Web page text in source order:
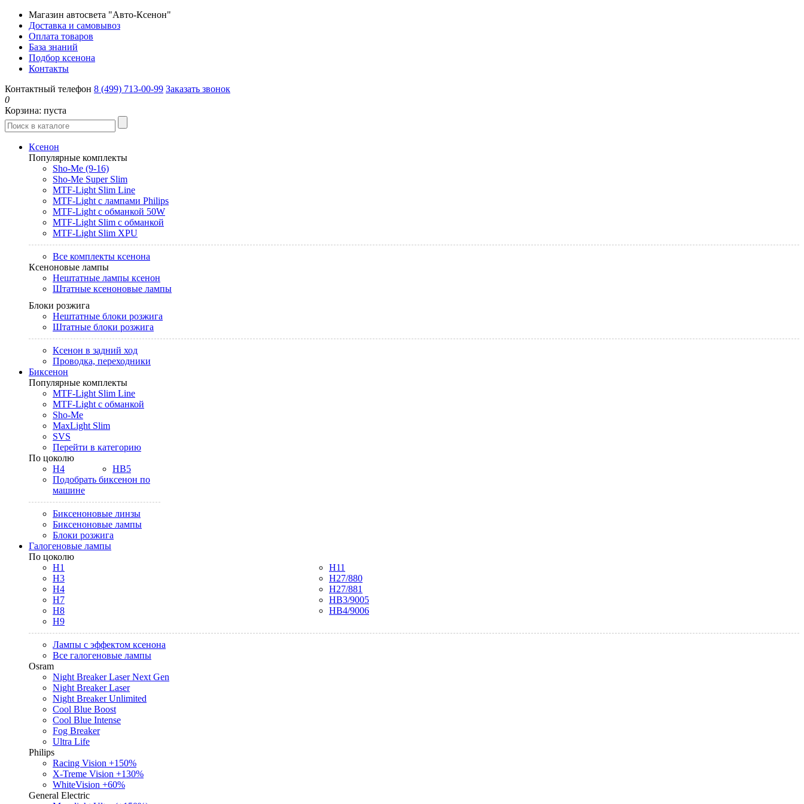
Магазин автосвета "Авто-Ксенон"
Доставка и самовывоз
Оплата товаров
База знаний
Подбор ксенона
Контакты
Контактный телефон 8 (499) 713-00-99 Заказать звонок
0
Корзина: пуста
Ксенон
Популярные комплекты
Sho-Me (9-16)
Sho-Me Super Slim
MTF-Light Slim Line
MTF-Light с лампами Philips
MTF-Light с обманкой 50W
MTF-Light Slim с обманкой
MTF-Light Slim XPU
Все комплекты ксенона
Ксеноновые лампы
Нештатные лампы ксенон
Штатные ксеноновые лампы
Блоки розжига
Нештатные блоки розжига
Штатные блоки розжига
Ксенон в задний ход
Проводка, переходники
Биксенон
Популярные комплекты
MTF-Light Slim Line
MTF-Light с обманкой
Sho-Me
MaxLight Slim
SVS
Перейти в категорию
По цоколю
H4
HB5
Подобрать биксенон по
машине
Биксеноновые линзы
Биксеноновые лампы
Блоки розжига
Галогеновые лампы
По цоколю
H1
H3
H4
H7
H8
H9
H11
H27/880
H27/881
HB3/9005
HB4/9006
Лампы с эффектом ксенона
Все галогеновые лампы
Osram
Night Breaker Laser Next Gen
Night Breaker Laser
Night Breaker Unlimited
Cool Blue Boost
Cool Blue Intense
Fog Breaker
Ultra Life
Philips
Racing Vision +150%
X-Treme Vision +130%
WhiteVision +60%
General Electric